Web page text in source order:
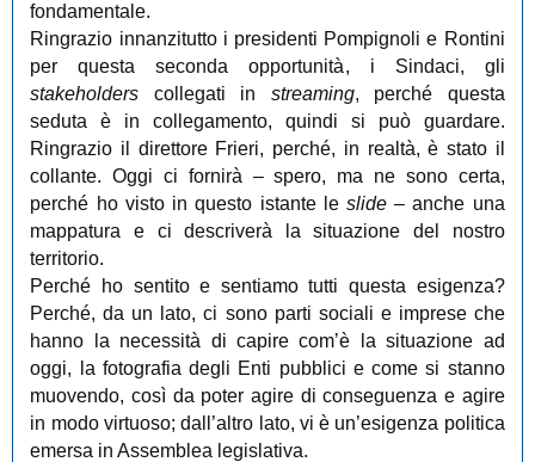
fondamentale.
Ringrazio innanzitutto i presidenti Pompignoli e Rontini
per questa seconda opportunità, i Sindaci, gli
stakeholders collegati in streaming, perché questa
seduta è in collegamento, quindi si può guardare.
Ringrazio il direttore Frieri, perché, in realtà, è stato il
collante. Oggi ci fornirà ‒ spero, ma ne sono certa,
perché ho visto in questo istante le slide‒ anche una
mappatura e ci descriverà la situazione del nostro
territorio.
Perché ho sentito e sentiamo tutti questa esigenza?
Perché, da un lato, ci sono parti sociali e imprese che
hanno la necessità di capire com’è la situazione ad
oggi, la fotografia degli Enti pubblici e come si stanno
muovendo, così da poter agire di conseguenza e agire
in modo virtuoso; dall’altro lato, vi è un’esigenza politica
emersa in Assemblea legislativa.